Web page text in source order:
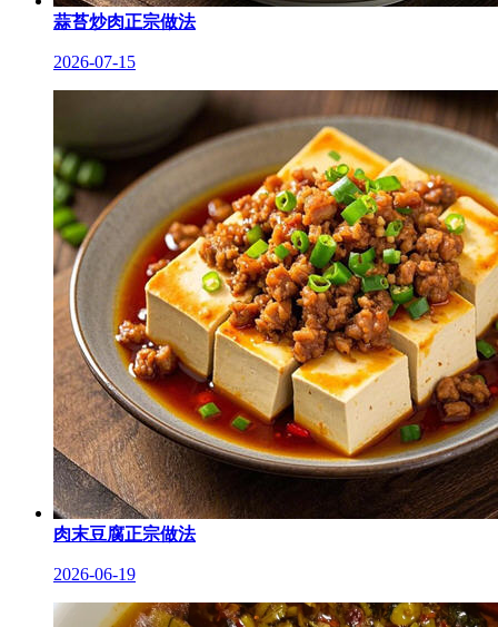
蒜苔炒肉正宗做法
2026-07-15
肉末豆腐正宗做法
2026-06-19